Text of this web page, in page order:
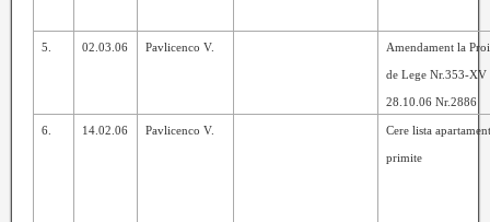
5. 02.03.06 Pavlicenco V. Amendamentla
de Lege Nr.353-XV
28.10.06 Nr.2886
6. 14.02.06 Pavlicenco V. Cere lista
primite